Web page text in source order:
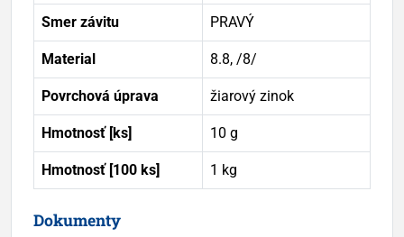
Smer závitu PRAVÝ
Material 8.8, /8/
Povrchová úprava žiarový zinok
Hmotnosť [ks] 10 g
Hmotnosť [100 ks] 1 kg
Dokumenty